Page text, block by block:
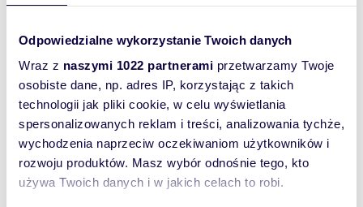
Odpowiedzialne wykorzystanie Twoich danych
Wraz z naszymi 1022 partnerami przetwarzamy Twoje
osobiste dane, np. adres IP, korzystając z takich
technologii jak pliki cookie, w celu wyświetlania
spersonalizowanych reklam i treści, analizowania tychże,
wychodzenia naprzeciw oczekiwaniom użytkowników i
rozwoju produktów. Masz wybór odnośnie tego, kto
używa Twoich danych i w jakich celach to robi.
Zostaw telefon, oddzwonimy
bezpłatnie
Zatwierdź